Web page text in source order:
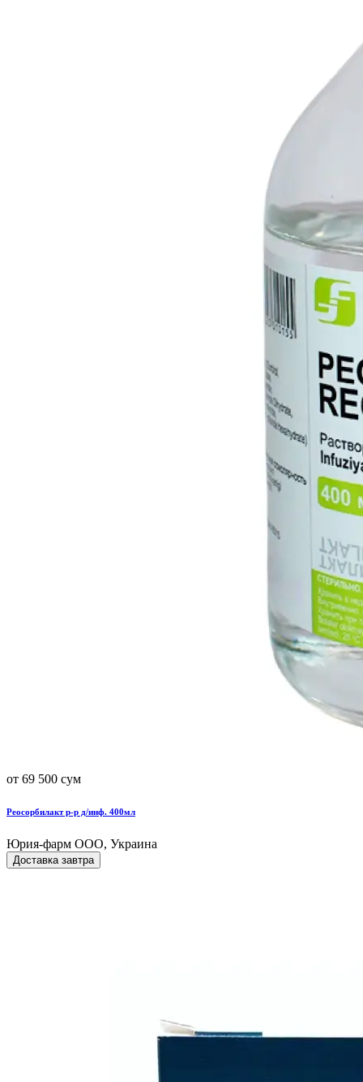
от 69 500 сум
Реосорбилакт р-р д/инф. 400мл
Юрия-фарм ООО, Украина
Доставка завтра